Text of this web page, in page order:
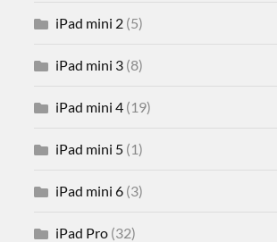
iPad mini 2 (5)
iPad mini 3 (8)
iPad mini 4 (19)
iPad mini 5 (1)
iPad mini 6 (3)
iPad Pro (32)